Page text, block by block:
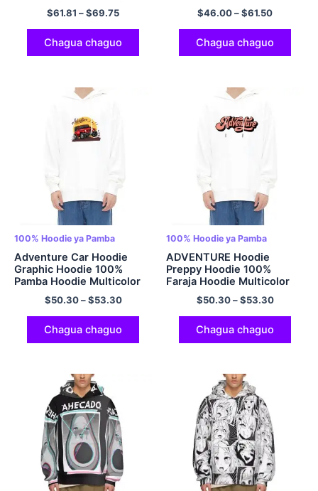
lenye kofia yenye kofia
yenye kofia. & Mikono ya
Ukubwa Mmoja Inafaa
Vyote
$61.81 –$69.75
Chagua chaguo
$46.00–$61.50
Chagua chaguo
100% Hoodie ya Pamba
Adventure Car Hoodie
Graphic Hoodie 100%
Pamba Hoodie Multicolor
$50.30–$53.30
Chagua chaguo
100% Hoodie ya Pamba
ADVENTURE Hoodie
Preppy Hoodie 100%
Faraja Hoodie Multicolor
$50.30–$53.30
Chagua chaguo